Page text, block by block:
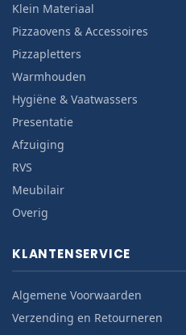
Klein Materiaal
Pizzaovens & Accessoires
Pizzapletters
Warmhouden
Hygiëne & Vaatwassers
Presentatie
Afzuiging
RVS
Meubilair
Overig
KLANTENSERVICE
Algemene Voorwaarden
Verzending en Retourneren